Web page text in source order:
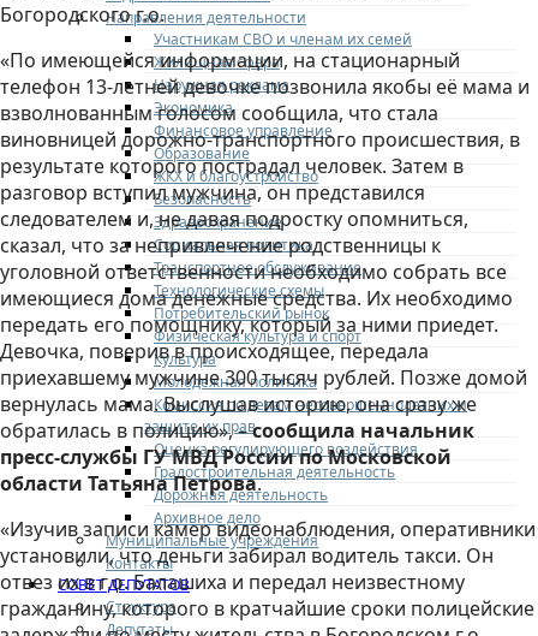
Направления деятельности
Участникам СВО и членам их семей
Жилищная сфера
Наружная реклама
Экономика
Финансовое управление
Образование
ЖКХ и благоустройство
Безопасность
Здравоохранение
Социальная политика
Транспортное обслуживание
Технологические схемы
Потребительский рынок
Физическая культура и спорт
Культура
Молодежная политика
Комиссия по делам несовершеннолетних и
защите их прав
Оценка регулирующего воздействия
Градостроительная деятельность
Дорожная деятельность
Архивное дело
Муниципальные учреждения
Контакты
СОВЕТ ДЕПУТАТОВ
Структура
Депутаты
Богородского г.о.
«По имеющейся информации, на стационарный
телефон 13-летней девочке позвонила якобы её мама и
взволнованным голосом сообщила, что стала
виновницей дорожно-транспортного происшествия, в
результате которого пострадал человек. Затем в
разговор вступил мужчина, он представился
следователем и, не давая подростку опомниться,
сказал, что за непривлечение родственницы к
уголовной ответственности необходимо собрать все
имеющиеся дома денежные средства. Их необходимо
передать его помощнику, который за ними приедет.
Девочка, поверив в происходящее, передала
приехавшему мужчине 300 тысяч рублей. Позже домой
вернулась мама. Выслушав историю, она сразу же
обратилась в полицию», –сообщила начальник
пресс-службы ГУ МВД России по Московской
области Татьяна Петрова.
«Изучив записи камер видеонаблюдения, оперативники
установили, что деньги забирал водитель такси. Он
отвез их в г.о. Балашиха и передал неизвестному
гражданину, которого в кратчайшие сроки полицейские